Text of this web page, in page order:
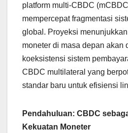
platform multi-CBDC
mempercepat fragmentasi
global. Proyeksi
moneter di masa depan akan
koeksistensi sistem
CBDC multilateral yang
standar baru untuk efisiensi
Pendahuluan: CBDC
Kekuatan Moneter